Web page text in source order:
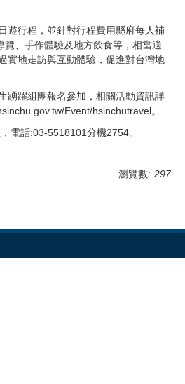
遊行程，並針對行程費用縣府每人補
覽、手作體驗及地方飲食等，相當適
實地走訪與互動體驗，促進對台灣地
踴躍組團報名參加，相關活動資訊詳
Event/hsinchutravel。
電話:03-5518101分機2754。
瀏覽數: 297